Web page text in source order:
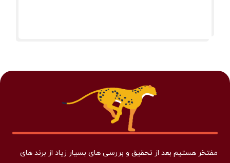
مفتخر هستیم بعد از تحقیق و بررسی های بسیار زیاد از برند های